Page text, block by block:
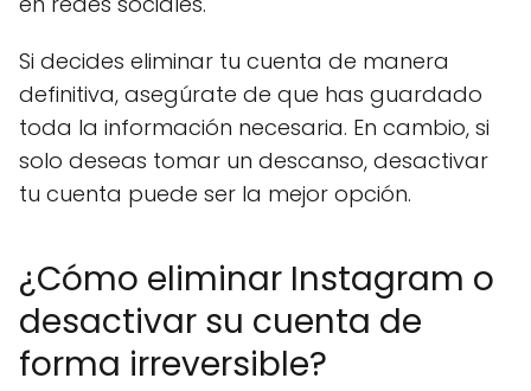
Si decides eliminar tu cuenta de manera
definitiva, asegúrate de que has guardado
toda la información necesaria. En cambio, si
solo deseas tomar un descanso, desactivar
tu cuenta puede ser la mejor opción.
¿Cómo eliminar Instagram o
desactivar su cuenta de
forma irreversible?